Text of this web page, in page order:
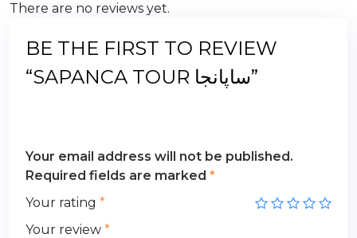
There are no reviews yet.
BE THE FIRST TO REVIEW
“SAPANCA TOUR ساپانجا”
Your email address will not be published.
Required fields are marked *
Your rating *
Your review *